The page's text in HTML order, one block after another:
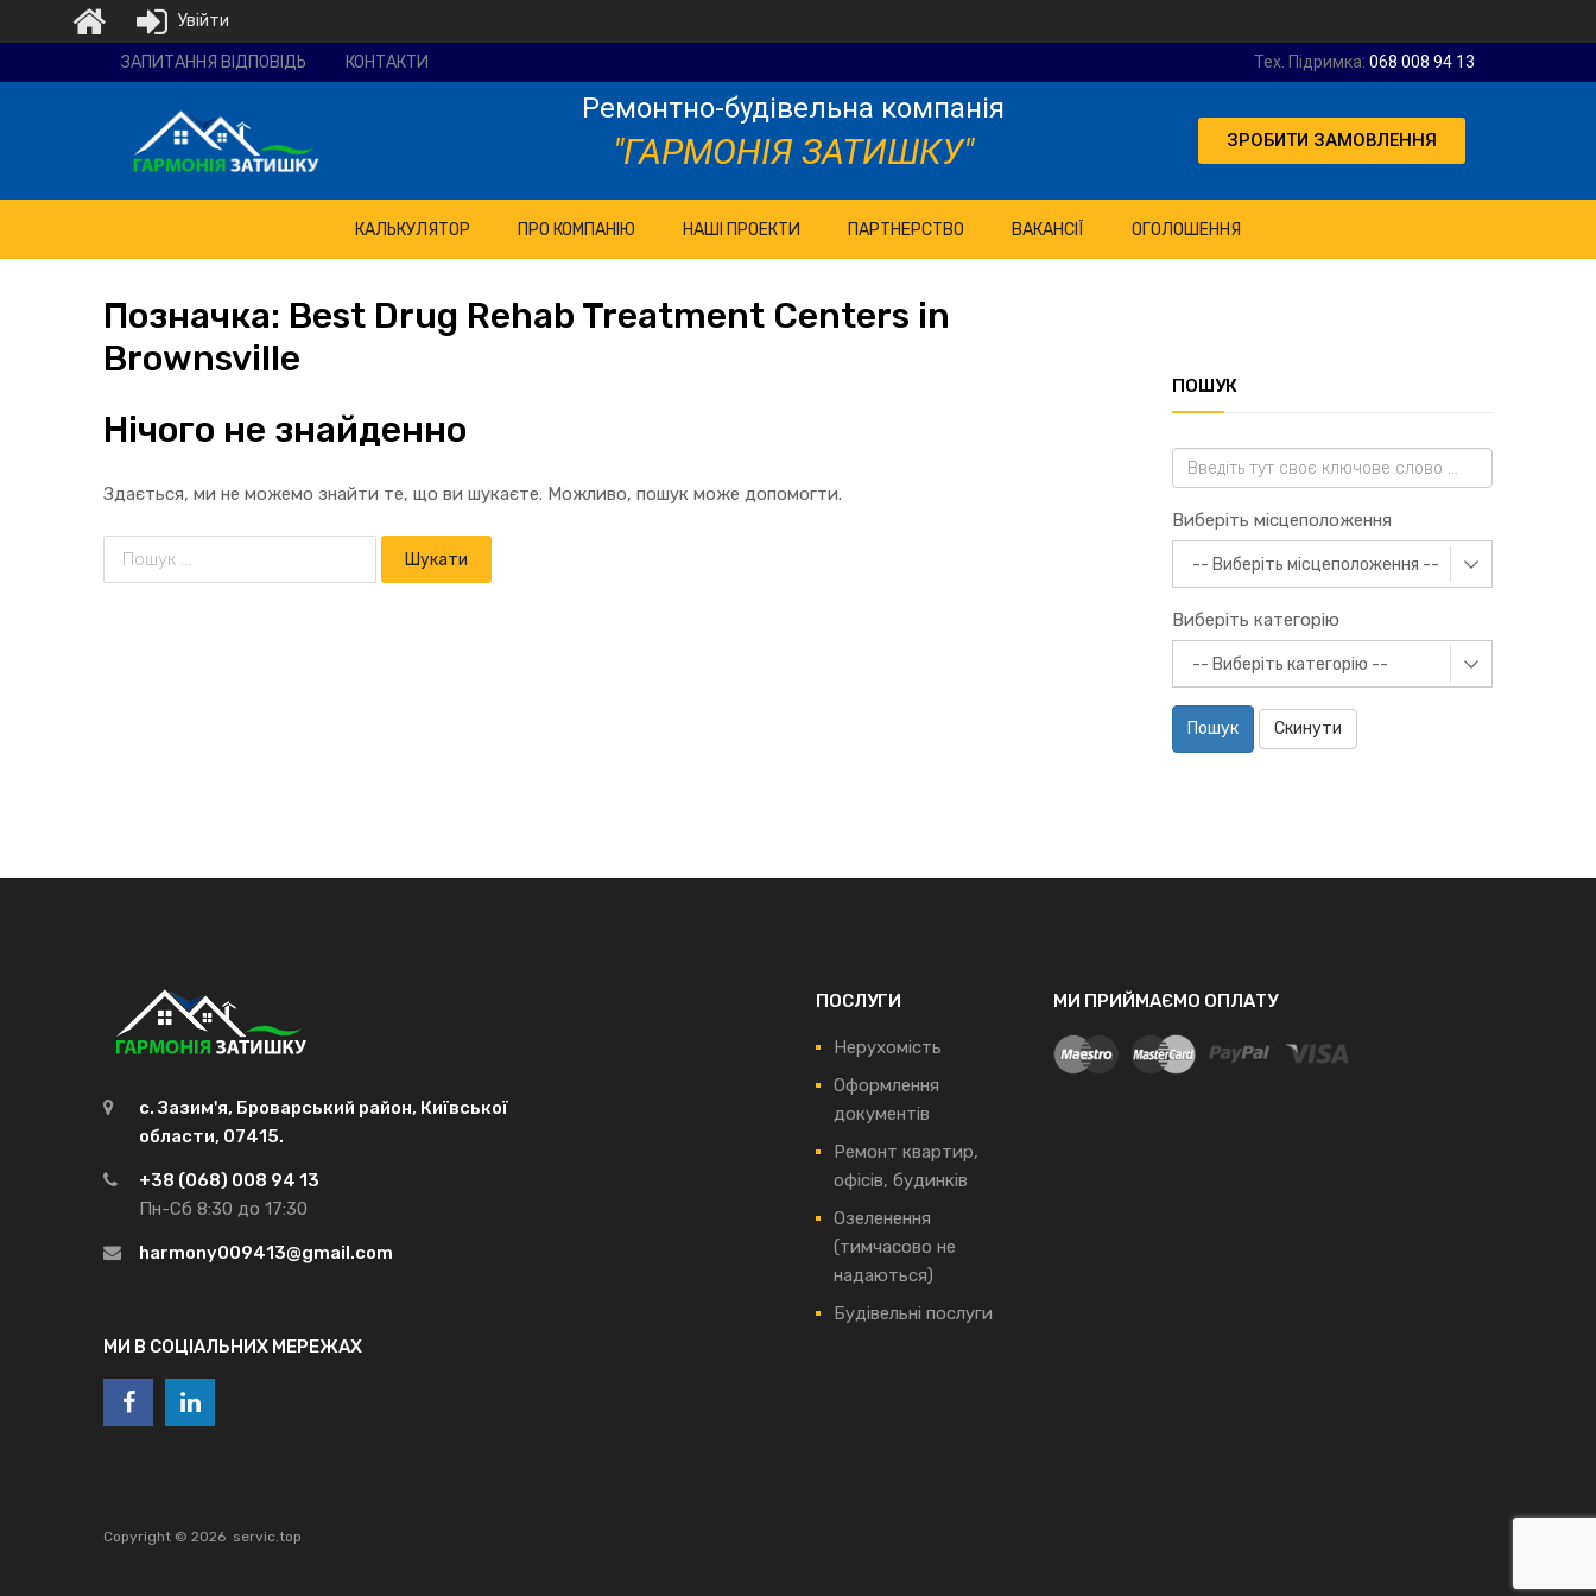
будівельна
ЗАПИТАННЯ ВІДПОВІДЬ КОНТАКТИ Тех. Підримка: 068 008 94 13
Ремонтно-будівельна компанія
"ГАРМОНІЯ ЗАТИШКУ" ЗРОБИТИ ЗАМОВЛЕННЯ
КАЛЬКУЛЯТОР ПРО КОМПАНІЮ НАШІ ПРОЕКТИ ПАРТНЕРСТВО ВАКАНСІЇ ОГОЛОШЕННЯ
Позначка: Best Drug Rehab Treatment Centers in
Brownsville
Нічого не знайденно
Здається, ми не можемо знайти те, що ви шукаєте. Можливо, пошук може допомогти.
ПОШУК
Виберіть місцеположення
Виберіть категорію
Пошук Скинути
с. Зазим'я, Броварський район, Київської
области, 07415.
+38 (068) 008 94 13
Пн-Сб 8:30 до 17:30
harmony009413@gmail.com
МИ В СОЦІАЛЬНИХ МЕРЕЖАХ
ПОСЛУГИ
Нерухомість
Оформлення
документів
Ремонт квартир,
офісів, будинків
Озеленення
(тимчасово не
надаються)
Будівельні послуги
МИ ПРИЙМАЄМО ОПЛАТУ
Copyright © 2026 servic.top
Увійти